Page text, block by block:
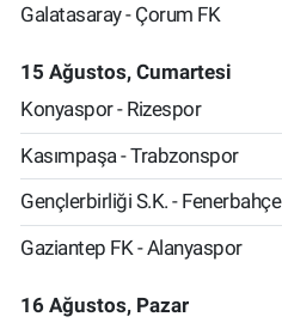
Galatasaray - Çorum FK
15 Ağustos, Cumartesi
Konyaspor - Rizespor
Kasımpaşa - Trabzonspor
Gençlerbirliği S.K. - Fenerbahçe
Gaziantep FK - Alanyaspor
16 Ağustos, Pazar